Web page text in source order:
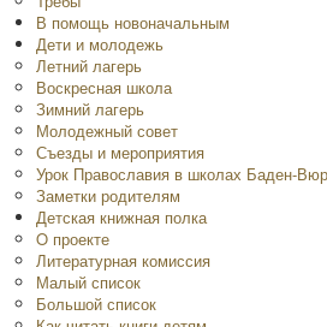
В помощь новоначальным
Дети и молодежь
Летний лагерь
Воскресная школа
Зимний лагерь
Молодежный совет
Съезды и мероприятия
Урок Православия в школах Баден-
Заметки родителям
Детская книжная полка
O проекте
Литературная комиссия
Малый список
Большой список